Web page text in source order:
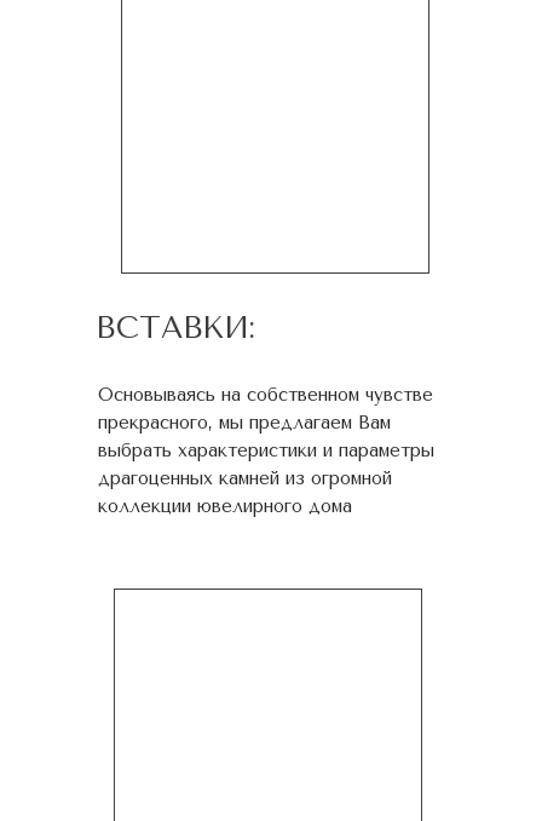
ВСТАВКИ:
Основываясь на собственном чувстве
прекрасного, мы предлагаем Вам
выбрать характеристики и параметры
драгоценных камней из огромной
коллекции ювелирного дома